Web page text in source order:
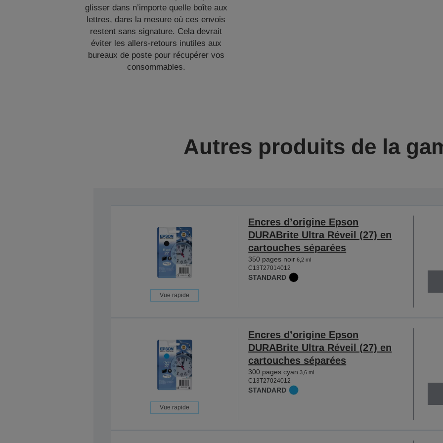
glisser dans n’importe quelle boîte aux
lettres, dans la mesure où ces envois
restent sans signature. Cela devrait
éviter les allers-retours inutiles aux
bureaux de poste pour récupérer vos
consommables.
Autres produits de la
Vue rapide
Encres d’origine Epson
DURABrite Ultra Réveil (27) en
cartouches séparées
350 pages noir 6,2 ml
C13T27014012
STANDARD
Vue rapide
Encres d’origine Epson
DURABrite Ultra Réveil (27) en
cartouches séparées
300 pages cyan 3,6 ml
C13T27024012
STANDARD